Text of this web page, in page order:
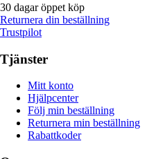
30 dagar öppet köp
Returnera din beställning
Trustpilot
Tjänster
Mitt konto
Hjälpcenter
Följ min beställning
Returnera min beställning
Rabattkoder